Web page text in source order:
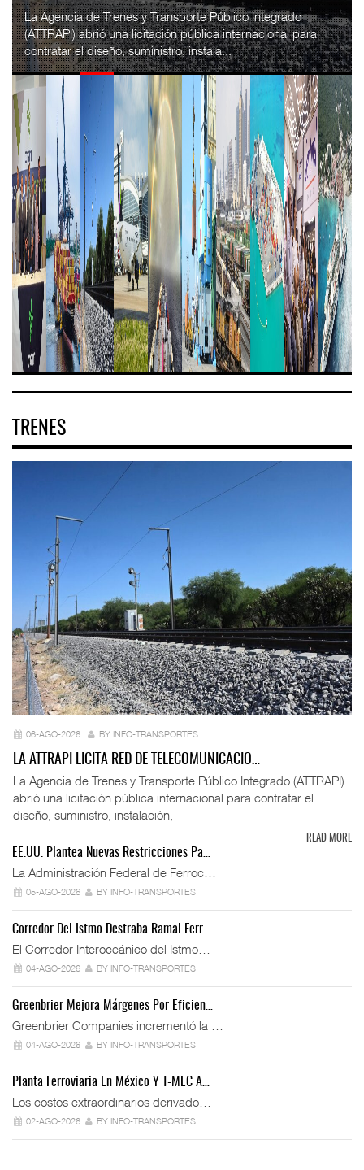
La Agencia de Trenes y Transporte Público Integrado
(ATTRAPI) abrió una licitación pública internacional para
contratar el diseño, suministro, instala...
TRENES
06-AGO-2026 BY INFO-TRANSPORTES
LA ATTRAPI LICITA RED DE TELECOMUNICACIO…
La Agencia de Trenes y Transporte Público Integrado (ATTRAPI)
abrió una licitación pública internacional para contratar el
diseño, suministro, instalación,
READ MORE
EE.UU. Plantea Nuevas Restricciones Pa…
La Administración Federal de Ferroc…
05-AGO-2026 BY INFO-TRANSPORTES
Corredor Del Istmo Destraba Ramal Ferr…
El Corredor Interoceánico del Istmo…
04-AGO-2026 BY INFO-TRANSPORTES
Greenbrier Mejora Márgenes Por Eficien…
Greenbrier Companies incrementó la …
04-AGO-2026 BY INFO-TRANSPORTES
Planta Ferroviaria En México Y T-MEC A…
Los costos extraordinarios derivado…
02-AGO-2026 BY INFO-TRANSPORTES